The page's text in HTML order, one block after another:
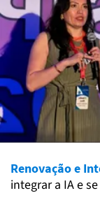
Renovação e
integrar a IA e